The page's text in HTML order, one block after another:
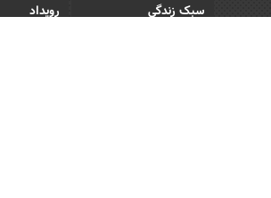
سبک زندگی
رویداد